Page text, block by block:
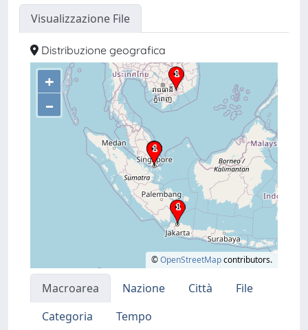
Visualizzazione File
Distribuzione geografica
+
–
©OpenStreetMapcontributors.
Macroarea Nazione Città
File
Categoria
Tempo